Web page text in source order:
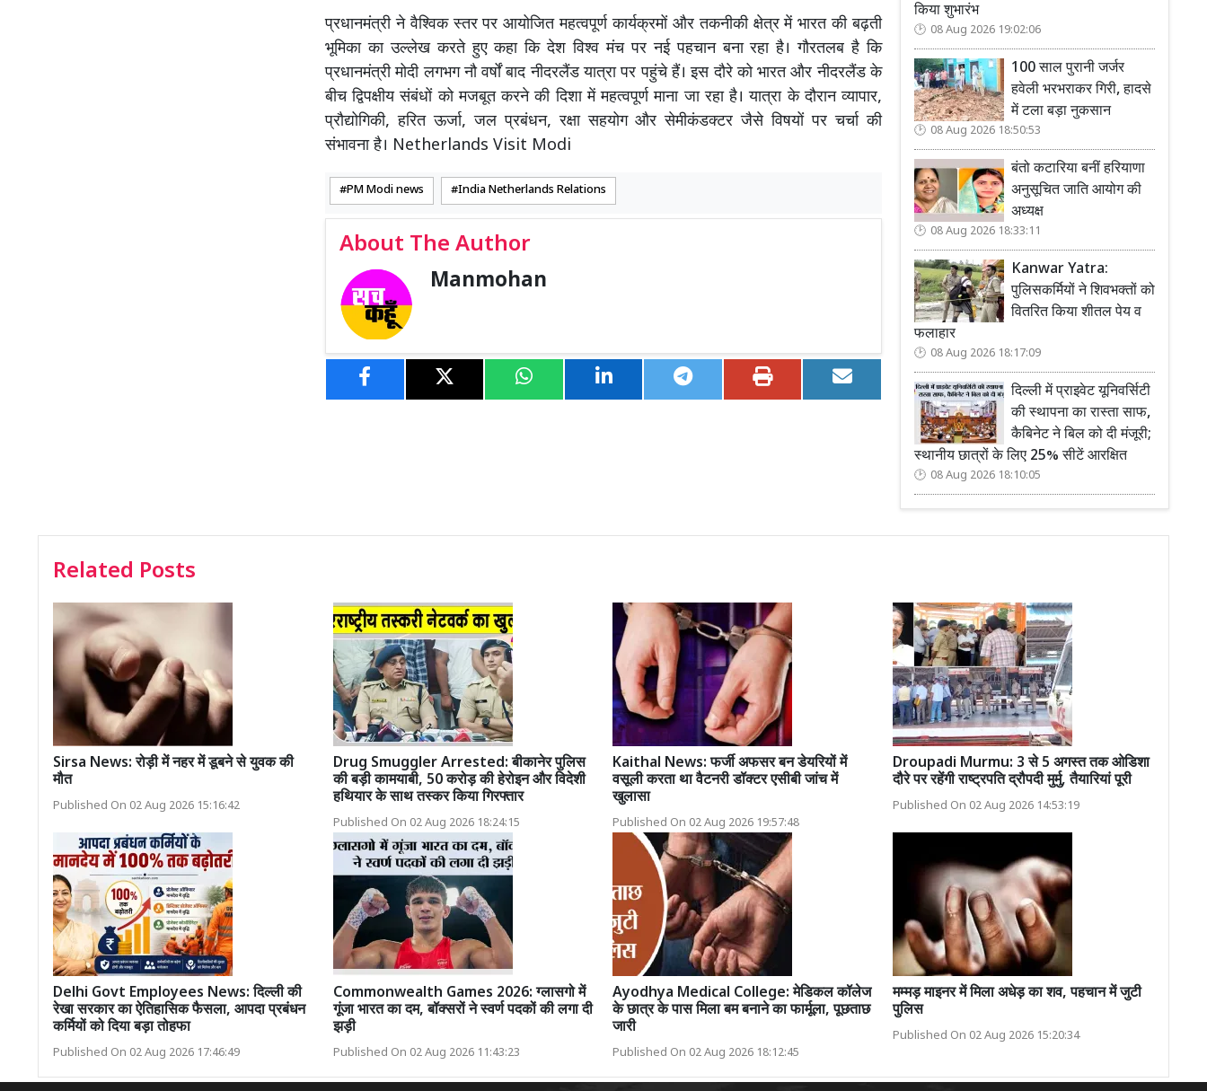
प्रधानमंत्री ने वैश्विक स्तर पर आयोजित महत्वपूर्ण कार्यक्रमों और तकनीकी क्षेत्र में भारत की बढ़ती
भूमिका का उल्लेख करते हुए कहा कि देश विश्व मंच पर नई पहचान बना रहा है। गौरतलब है कि
प्रधानमंत्री मोदी लगभग नौ वर्षों बाद नीदरलैंड यात्रा पर पहुंचे हैं। इस दौरे को भारत और नीदरलैंड के
बीच द्विपक्षीय संबंधों को मजबूत करने की दिशा में महत्वपूर्ण माना जा रहा है। यात्रा के दौरान व्यापार,
प्रौद्योगिकी, हरित ऊर्जा, जल प्रबंधन, रक्षा सहयोग और सेमीकंडक्टर जैसे विषयों पर चर्चा की
संभावना है। Netherlands Visit Modi
PM Modi news India Netherlands Relations
About The Author
Manmohan
किया शुभारंभ
08 Aug 2026 19:02:06
100 साल पुरानी जर्जर
हवेली भरभराकर गिरी, हादसे
में टला बड़ा नुकसान
08 Aug 2026 18:50:53
बंतो कटारिया बनीं हरियाणा
अनुसूचित जाति आयोग की
अध्यक्ष
08 Aug 2026 18:33:11
Kanwar Yatra:
पुलिसकर्मियों ने शिवभक्तों को
वितरित किया शीतल पेय व
फलाहार
08 Aug 2026 18:17:09
दिल्ली में प्राइवेट यूनिवर्सिटी
की स्थापना का रास्ता साफ,
कैबिनेट ने बिल को दी मंजूरी;
स्थानीय छात्रों के लिए 25% सीटें आरक्षित
08 Aug 2026 18:10:05
Related Posts
Sirsa News: रोड़ी में नहर में डूबने से युवक की
मौत
Published On 02 Aug 2026 15:16:42
Drug Smuggler Arrested: बीकानेर पुलिस
की बड़ी कामयाबी, 50 करोड़ की हेरोइन और विदेशी
हथियार के साथ तस्कर किया गिरफ्तार
Published On 02 Aug 2026 18:24:15
Kaithal News: फर्जी अफसर बन डेयरियों में
वसूली करता था वैटनरी डॉक्टर एसीबी जांच में
खुलासा
Published On 02 Aug 2026 19:57:48
Droupadi Murmu: 3 से 5 अगस्त तक ओडिशा
दौरे पर रहेंगी राष्ट्रपति द्रौपदी मुर्मु, तैयारियां पूरी
Published On 02 Aug 2026 14:53:19
Delhi Govt Employees News: दिल्ली की
रेखा सरकार का ऐतिहासिक फैसला, आपदा प्रबंधन
कर्मियों को दिया बड़ा तोहफा
Published On 02 Aug 2026 17:46:49
Commonwealth Games 2026: ग्लासगो में
गूंजा भारत का दम, बॉक्सरों ने स्वर्ण पदकों की लगा दी
झड़ी
Published On 02 Aug 2026 11:43:23
Ayodhya Medical College: मेडिकल कॉलेज
के छात्र के पास मिला बम बनाने का फार्मूला, पूछताछ
जारी
Published On 02 Aug 2026 18:12:45
मम्मड़ माइनर में मिला अधेड़ का शव, पहचान में जुटी
पुलिस
Published On 02 Aug 2026 15:20:34